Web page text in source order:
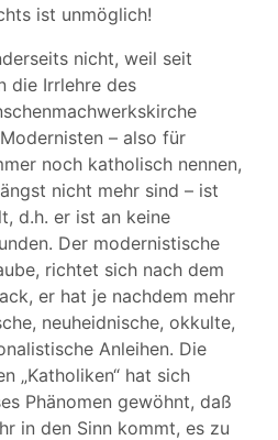
ist unmöglich!
nicht, weil seit
die Irrlehre des
– also für
noch katholisch nennen,
nicht mehr sind – ist
d.h. er ist an keine
Der modernistische
richtet sich nach dem
er hat je nachdem mehr
neuheidnische, okkulte,
Anleihen. Die
„Katholiken“ hat sich
Phänomen gewöhnt, daß
in den Sinn kommt, es zu